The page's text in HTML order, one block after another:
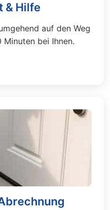
& Hilfe
auf den Weg
bei Ihnen.